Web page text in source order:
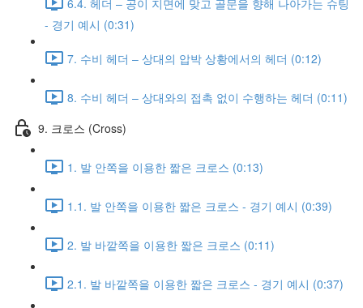
- 경기 예시 (0:31)
7. 수비 헤더 – 상대의 압박 상황에서의 헤더 (0:12)
8. 수비 헤더 – 상대와의 접촉 없이 수행하는 헤더 (0:11)
9. 크로스 (Cross)
1. 발 안쪽을 이용한 짧은 크로스 (0:13)
1.1. 발 안쪽을 이용한 짧은 크로스 - 경기 예시 (0:39)
2. 발 바깥쪽을 이용한 짧은 크로스 (0:11)
2.1. 발 바깥쪽을 이용한 짧은 크로스 - 경기 예시 (0:37)